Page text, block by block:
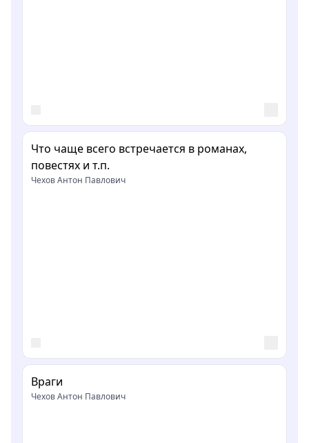
Что чаще всего встречается в романах,
повестях и т.п.
Чехов Антон Павлович
Враги
Чехов Антон Павлович